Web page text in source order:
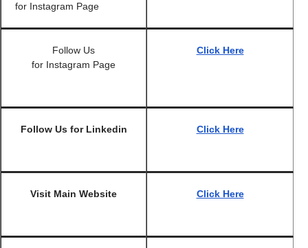
for Instagram Page
Follow Us
for Instagram Page
Click Here
Follow Us for Linkedin Click Here
Visit Main Website Click Here